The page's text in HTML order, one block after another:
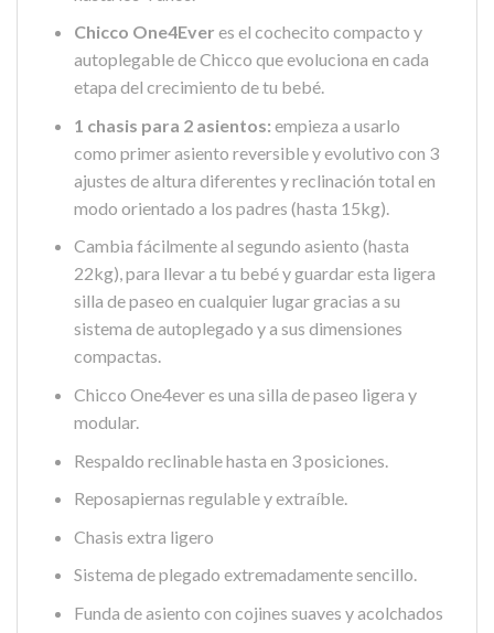
Chicco One4Ever es el cochecito compacto y
autoplegable de Chicco que evoluciona en cada
etapa del crecimiento de tu bebé.
1 chasis para 2 asientos: empieza a usarlo
como primer asiento reversible y evolutivo con 3
ajustes de altura diferentes y reclinación total en
modo orientado a los padres (hasta 15kg).
Cambia fácilmente al segundo asiento (hasta
22kg), para llevar a tu bebé y guardar esta ligera
silla de paseo en cualquier lugar gracias a su
sistema de autoplegado y a sus dimensiones
compactas.
Chicco One4ever es una silla de paseo ligera y
modular.
Respaldo reclinable hasta en 3 posiciones.
Reposapiernas regulable y extraíble.
Chasis extra ligero
Sistema de plegado extremadamente sencillo.
Funda de asiento con cojines suaves y acolchados